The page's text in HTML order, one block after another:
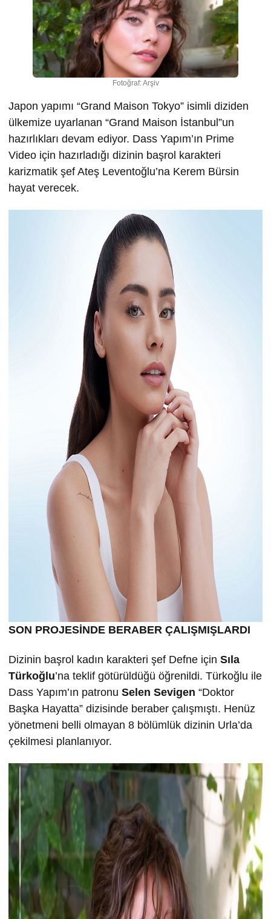
Fotoğraf: Arşiv
Japon yapımı “Grand Maison Tokyo” isimli diziden
ülkemize uyarlanan “Grand Maison İstanbul”un
hazırlıkları devam ediyor. Dass Yapım’ın Prime
Video için hazırladığı dizinin başrol karakteri
karizmatik şef Ateş Leventoğlu’na Kerem Bürsin
hayat verecek.
SON PROJESİNDE BERABER ÇALIŞMIŞLARDI
Dizinin başrol kadın karakteri şef Defne için Sıla
Türkoğlu’na teklif götürüldüğü öğrenildi. Türkoğlu ile
Dass Yapım’ın patronu Selen Sevigen “Doktor
Başka Hayatta” dizisinde beraber çalışmıştı. Henüz
yönetmeni belli olmayan 8 bölümlük dizinin Urla’da
çekilmesi planlanıyor.